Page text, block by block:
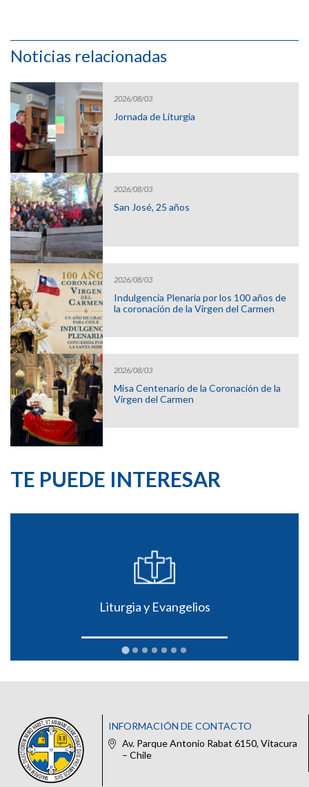
Noticias relacionadas
2026/08/03
Jornada de Liturgia
2026/08/03
San José, 25 años
2026/08/03
Indulgencia Plenaria por los 100 años de
la coronación de la Virgen del Carmen
2026/08/03
Misa Centenario de la Coronación de la
Virgen del Carmen
TE PUEDE INTERESAR
Liturgia y Evangelios
INFORMACIÓN DE CONTACTO
Av. Parque Antonio Rabat 6150, Vitacura
– Chile